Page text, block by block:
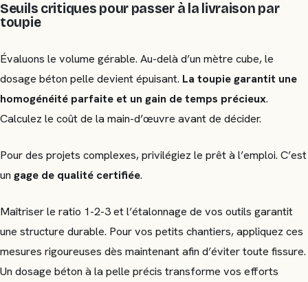
Seuils critiques pour passer à la livraison par
toupie
Évaluons le volume gérable. Au-delà d’un mètre cube, le
dosage béton pelle devient épuisant. La toupie garantit une
homogénéité parfaite et un gain de temps précieux.
Calculez le coût de la main-d’œuvre avant de décider.
Pour des projets complexes, privilégiez le prêt à l’emploi. C’est
un gage de qualité certifiée.
Maîtriser le ratio 1-2-3 et l’étalonnage de vos outils garantit
une structure durable. Pour vos petits chantiers, appliquez ces
mesures rigoureuses dès maintenant afin d’éviter toute fissure.
Un dosage béton à la pelle précis transforme vos efforts